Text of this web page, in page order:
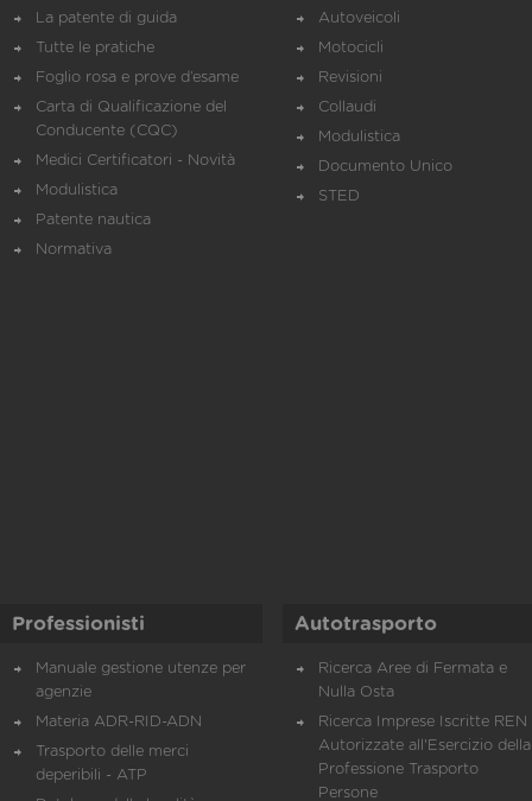
La patente di guida
Tutte le pratiche
Foglio rosa e prove d’esame
Carta di Qualificazione del
Conducente (CQC)
Medici Certificatori - Novità
Modulistica
Patente nautica
Normativa
Autoveicoli
Motocicli
Revisioni
Collaudi
Modulistica
Documento Unico
STED
Professionisti
Manuale gestione utenze per
agenzie
Materia ADR-RID-ADN
Trasporto delle merci
deperibili - ATP
Autotrasporto
Ricerca Aree di Fermata e
Nulla Osta
Ricerca Imprese Iscritte REN
Autorizzate all'Esercizio della
Professione Trasporto
Persone